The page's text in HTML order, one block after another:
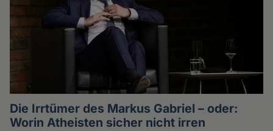
Die Irrtümer des Markus Gabriel – oder:
Worin Atheisten sicher nicht irren